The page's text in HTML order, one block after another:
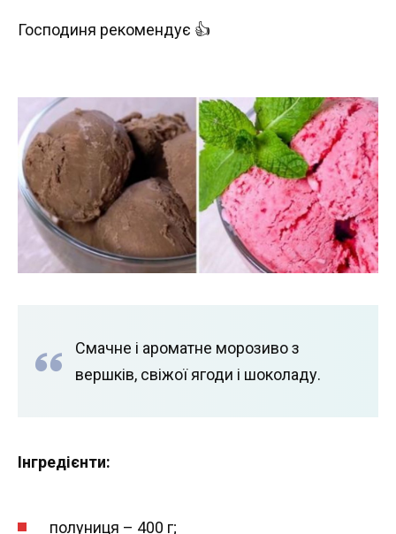
Господиня рекомендує 👍
Смачне і ароматне морозиво з
вершків, свіжої ягоди і шоколаду.
Інгредієнти:
полуниця – 400 г;